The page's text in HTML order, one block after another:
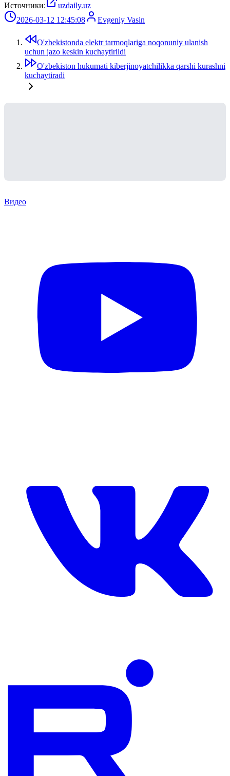
Источники:
uzdaily.uz
2026-03-12 12:45:08
Evgeniy Vasin
O'zbekistonda elektr tarmoqlariga noqonuniy ulanish
uchun jazo keskin kuchaytirildi
O'zbekiston hukumati kiberjinoyatchilikka qarshi kurashni
kuchaytiradi
Видео